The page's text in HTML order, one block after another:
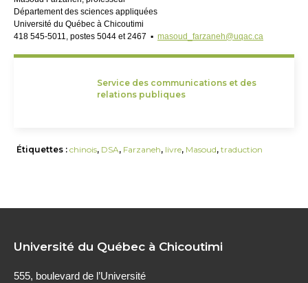
Département des sciences appliquées
Université du Québec à Chicoutimi
418 545-5011, postes 5044 et 2467 ▪ masoud_farzaneh@uqac.ca
Service des communications et des
relations publiques
Étiquettes :chinois, DSA, Farzaneh, livre, Masoud,traduction
Université du Québec à Chicoutimi
555, boulevard de l’Université